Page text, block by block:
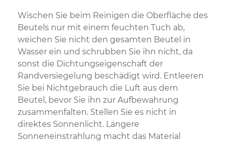
Wischen Sie beim Reinigen die Oberfläche des
Beutels nur mit einem feuchten Tuch ab,
weichen Sie nicht den gesamten Beutel in
Wasser ein und schrubben Sie ihn nicht, da
sonst die Dichtungseigenschaft der
Randversiegelung beschädigt wird. Entleeren
Sie bei Nichtgebrauch die Luft aus dem
Beutel, bevor Sie ihn zur Aufbewahrung
zusammenfalten. Stellen Sie es nicht in
direktes Sonnenlicht. Längere
Sonneneinstrahlung macht das Material